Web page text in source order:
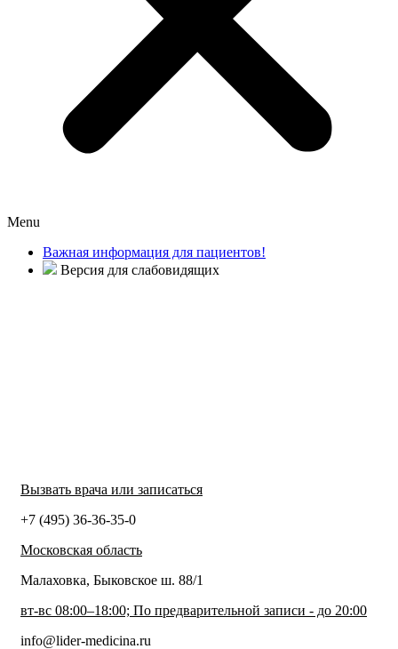
Menu
Важная информация для пациентов!
Версия для слабовидящих
Вызвать врача или записаться
+7 (495) 36-36-35-0
Московская область
Малаховка, Быковское ш. 88/1
вт-вс 08:00–18:00; По предварительной записи - до 20:00
info@lider-medicina.ru